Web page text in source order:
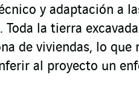
y adaptación a
Toda la tierra
de viviendas, lo
al proyecto un